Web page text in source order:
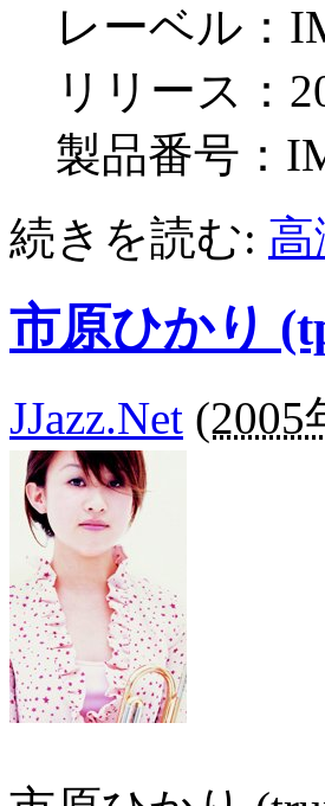
レーベル：
リリース：
製品番号：
続きを読む:
市原ひかり
JJazz.Net (2005